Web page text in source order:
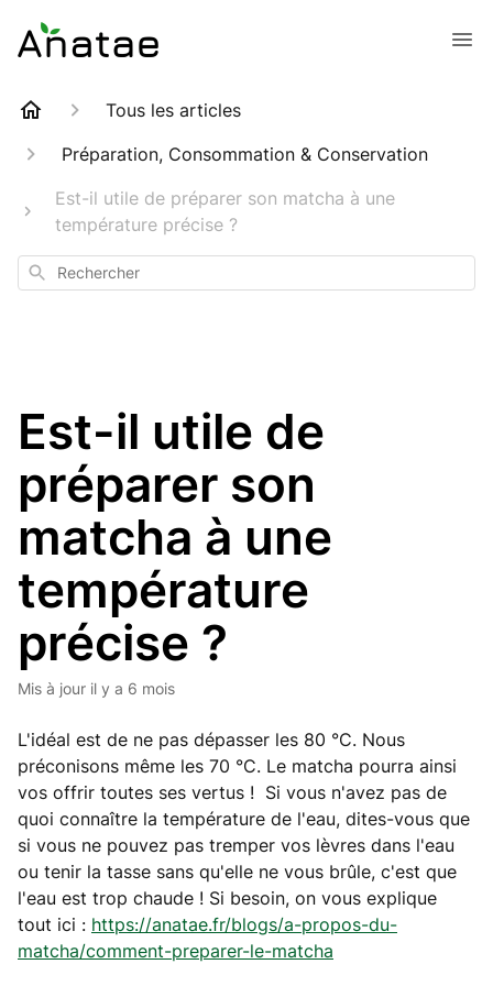
Tous les articles
Préparation, Consommation & Conservation
Est-il utile de préparer son matcha à une
température précise ?
Rechercher
Est-il utile de
préparer son
matcha à une
température
précise ?
Mis à jour il y a 6 mois
L'idéal est de ne pas dépasser les 80 °C. Nous
préconisons même les 70 °C. Le matcha pourra ainsi
vos offrir toutes ses vertus ! Si vous n'avez pas de
quoi connaître la température de l'eau, dites-vous que
si vous ne pouvez pas tremper vos lèvres dans l'eau
ou tenir la tasse sans qu'elle ne vous brûle, c'est que
l'eau est trop chaude ! Si besoin, on vous explique
tout ici : https://anatae.fr/blogs/a-propos-du-
matcha/comment-preparer-le-matcha